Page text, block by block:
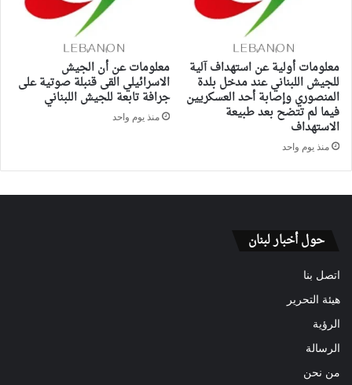
معلومات أولية عن استهداف آلية
للجيش اللبناني عند مدخل بلدة
المنصوري وإصابة أحد العسكريين
فيما لم تتضح بعد طبيعة
الاستهداف
منذ يوم واحد
معلومات عن أن الجيش
الاسرائيلي القى قنبلة صوتية على
جرافة تابعة للجيش اللبناني
منذ يوم واحد
حول أخبار لبنان
اتصل بنا
هيئة التحرير
الرؤية
الرسالة
من نحن